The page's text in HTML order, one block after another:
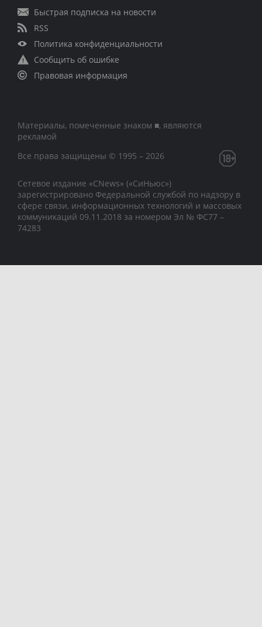
Быстрая подписка на новости
RSS
Политика конфиденциальности
Сообщить об ошибке
Правовая информация
Материалы, помеченные знаком ■, являются
рекламой
Все права защищены © 1995 – 2026
Сетевое издание «CNews» («СиНьюс»)
зарегистрировано Федеральной службой по надзору в
сфере связи, информационных технологий и массовых
коммуникаций 09.11.2018 за номером Эл № ФС77 –
74283